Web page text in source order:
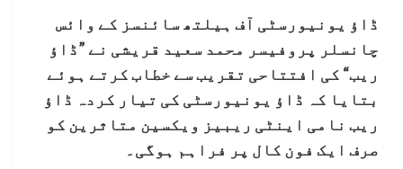
ڈاؤ یونیورسٹی آف ہیلتھ سائنسز کے وائس
چانسلر پروفیسر محمد سعید قریشی نے ”ڈاؤ
ریب“ کی افتتاحی تقریب سے خطاب کرتے ہوئے
بتایا کہ ڈاؤ یونیورسٹی کی تیار کردہ ڈاؤ
ریب نامی اینٹی ریبیز ویکسین متاثرین کو
صرف ایک فون کال پر فراہم ہوگی۔